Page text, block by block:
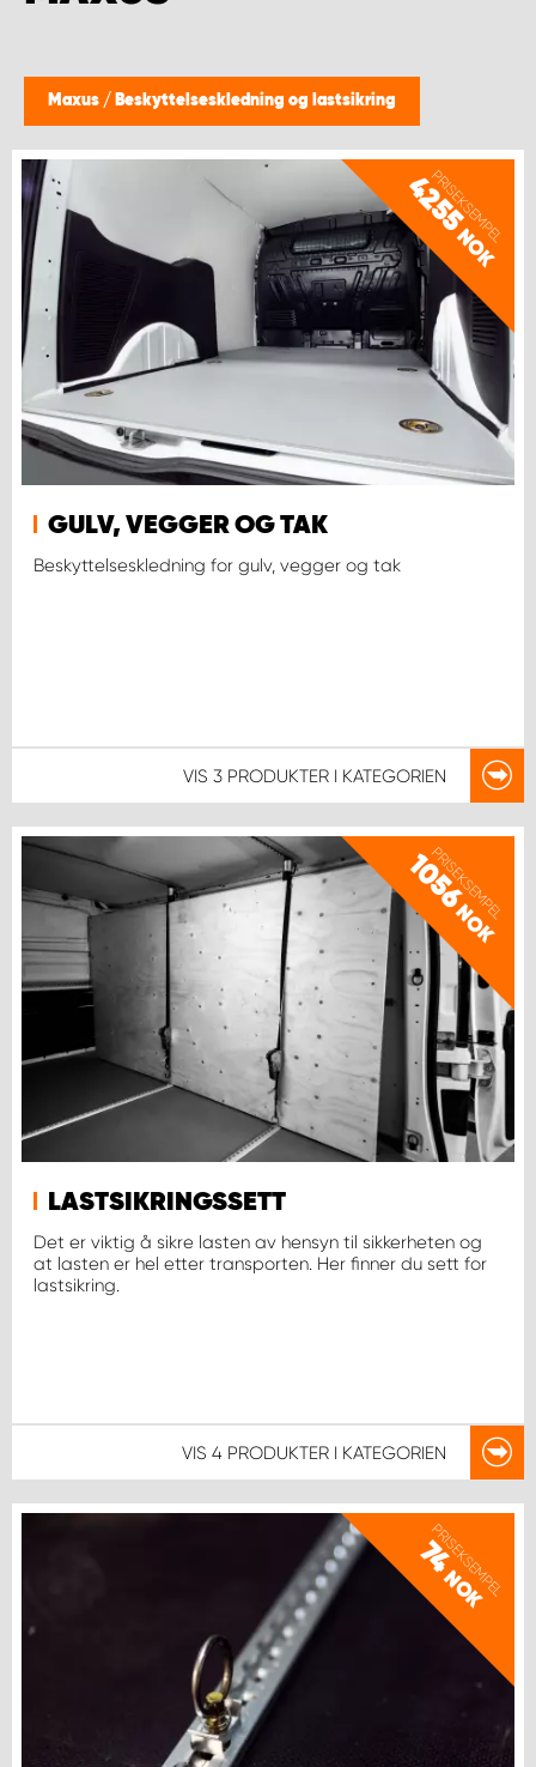
Maxus / Beskyttelseskledning og lastsikring
PRISEKSEMPEL
4255
NOK
GULV, VEGGER OG TAK
Beskyttelseskledning for gulv, vegger og tak
VIS 3 PRODUKTER I KATEGORIEN
PRISEKSEMPEL
1056
NOK
LASTSIKRINGSSETT
Det er viktig å sikre lasten av hensyn til sikkerheten og
at lasten er hel etter transporten. Her finner du sett for
lastsikring.
VIS 4 PRODUKTER I KATEGORIEN
PRISEKSEMPEL
74
NOK
WORK SYSTEM BERGEN
WORK SYSTEM HAMAR
WORK SYSTEM KEY ACCOUNT
WORK SYSTEM NORWAY
WORK SYSTEM OSLO
WORK SYSTEM TRONDHEIM